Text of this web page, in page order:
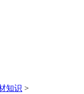
知识 >